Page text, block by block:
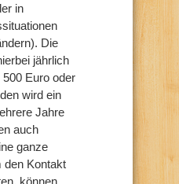
in
Die
jährlich
Euro oder
wird ein
Jahre
auch
ganze
den Kontakt
können